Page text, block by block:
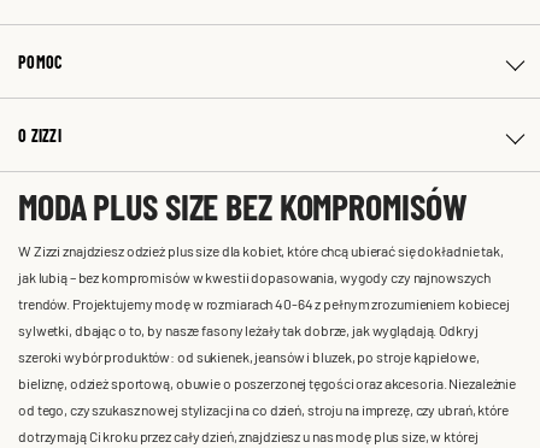
POMOC
O ZIZZI
MODA PLUS SIZE BEZ KOMPROMISÓW
W Zizzi znajdziesz odzież plus size dla kobiet, które chcą ubierać się dokładnie tak,
jak lubią – bez kompromisów w kwestii dopasowania, wygody czy najnowszych
trendów. Projektujemy modę w rozmiarach 40-64 z pełnym zrozumieniem kobiecej
sylwetki, dbając o to, by nasze fasony leżały tak dobrze, jak wyglądają. Odkryj
szeroki wybór produktów: od sukienek, jeansów i bluzek, po stroje kąpielowe,
bieliznę, odzież sportową, obuwie o poszerzonej tęgości oraz akcesoria. Niezależnie
od tego, czy szukasz nowej stylizacji na co dzień, stroju na imprezę, czy ubrań, które
dotrzymają Ci kroku przez cały dzień, znajdziesz u nas modę plus size, w której